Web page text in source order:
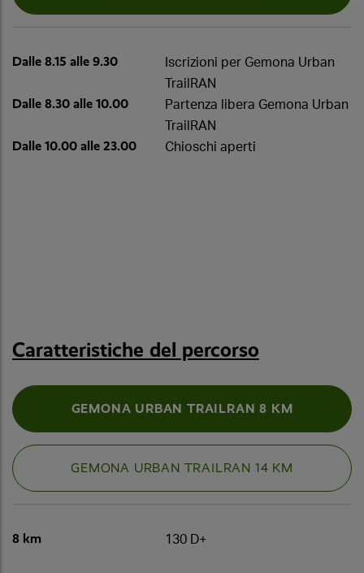
Dalle 8.15 alle 9.30
Iscrizioni per Gemona Urban
TrailRAN
Dalle 8.30 alle 10.00
Partenza libera Gemona Urban
TrailRAN
Dalle 10.00 alle 23.00 Chioschi aperti
Caratteristiche del percorso
GEMONA URBAN TRAILRAN 8 KM
GEMONA URBAN TRAILRAN 14 KM
8 km 130 D+